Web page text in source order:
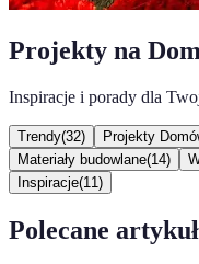
Projekty na Dom
Inspiracje i porady dla
Trendy(32) Projekty
Materiały budowlane(14)
Inspiracje(11 )
Polecane